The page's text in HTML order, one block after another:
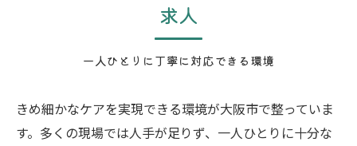
求人
一人ひとりに丁寧に対応できる環境
きめ細かなケアを実現できる環境が大阪市で整っていま
す。多くの現場では人手が足りず、一人ひとりに十分な